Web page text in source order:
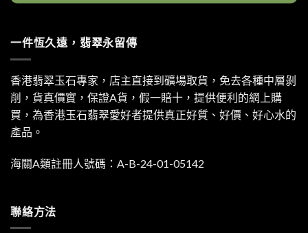
一件恆久遠，翡翠永留傳
香港翡翠玉石專家，店主直接到礦場取貨，免去各種中層剝
削，貨真價實，保證A貨，假一賠十，提供便利的網上購
買，為香港玉石翡翠愛好者提供真正好質、好價、好心水的
產品。
海關A類註冊人號碼：A-B-24-01-05142
聯絡方法